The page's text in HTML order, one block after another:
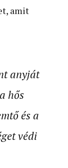
amit
anyját
hős
és a
védi